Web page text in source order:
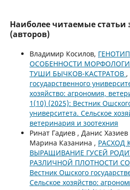
Наиболее читаемые статьи
(авторов)
Владимир Косилов,
ОСОБЕННОСТИ
ТУШИ БЫЧКОВ-КАСТРАТОВ ,
государственного
хозяйство: агрономия,
1(10) (2025): Вестник
университета. Сельское
ветеринария и зоотехния
Ринат Гадиев , Данис
Марина Казанина , РАСХОД
ВЫРАЩИВАНИЕ ГУСЕЙ
РАЗЛИЧНОЙ ПЛОТНОСТИ
Вестник Ошского
Сельское хозяйство: